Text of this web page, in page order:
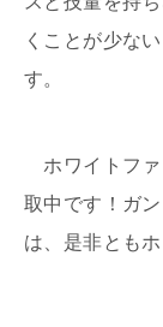
くことが少な
す。
ホワイトファ
取中です！ガ
は、是非とも